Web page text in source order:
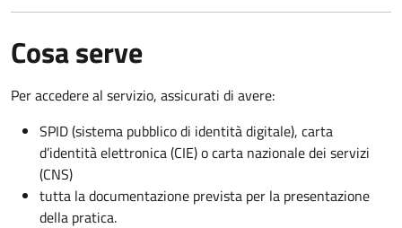
Cosa serve
Per accedere al servizio, assicurati di avere:
SPID (sistema pubblico di identità digitale), carta
d’identità elettronica (CIE) o carta nazionale dei servizi
(CNS)
tutta la documentazione prevista per la presentazione
della pratica.